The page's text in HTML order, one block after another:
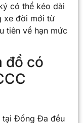
có thể kéo dài
xe đời mới từ
tiên về hạn mức
đồ có
tại Đống Đa đều